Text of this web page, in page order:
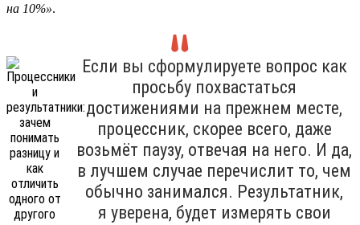
на 10%».
Если вы сформулируете вопрос как
просьбу похвастаться
достижениями на прежнем месте,
процессник, скорее всего, даже
возьмёт паузу, отвечая на него. И да,
в лучшем случае перечислит то, чем
обычно занимался. Результатник,
я уверена, будет измерять свои